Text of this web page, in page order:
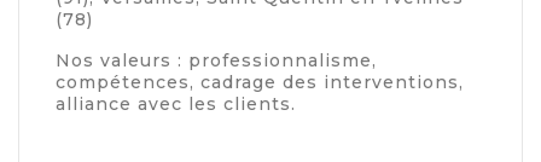
(78)
Nos valeurs : professionnalisme,
compétences, cadrage des interventions,
alliance avec les clients.